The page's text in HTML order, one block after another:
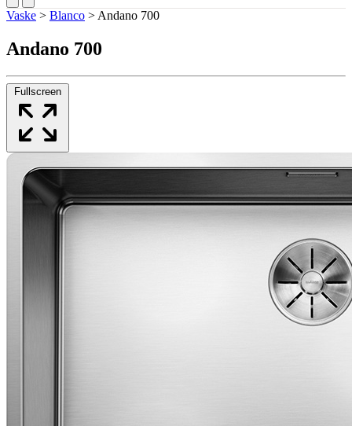
Vaske > Blanco > Andano 700
Andano 700
Fullscreen